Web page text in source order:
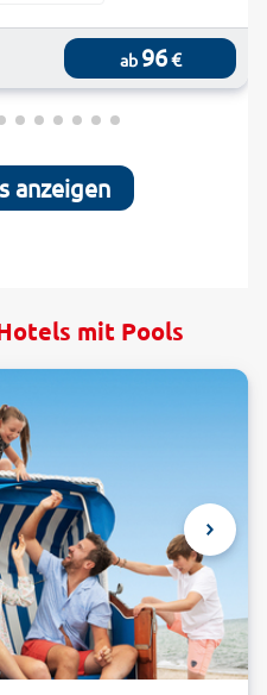
ab 96€
anzeigen
mit Pools